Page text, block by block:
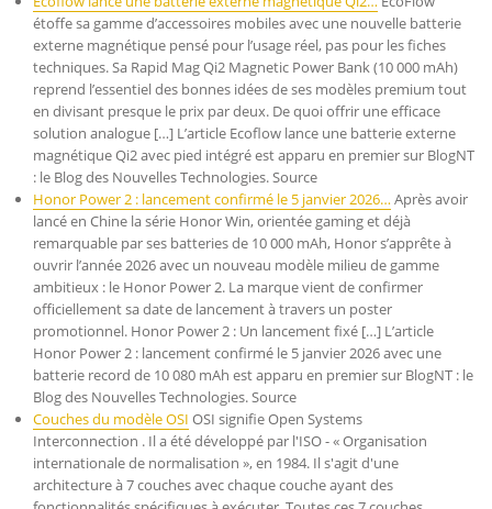
étoffe sa gamme d’accessoires mobiles avec une nouvelle batterie
externe magnétique pensé pour l’usage réel, pas pour les fiches
techniques. Sa Rapid Mag Qi2 Magnetic Power Bank (10 000 mAh)
reprend l’essentiel des bonnes idées de ses modèles premium tout
en divisant presque le prix par deux. De quoi offrir une efficace
solution analogue […] L’article Ecoflow lance une batterie externe
magnétique Qi2 avec pied intégré est apparu en premier sur BlogNT
: le Blog des Nouvelles Technologies. Source
Honor Power 2 : lancement confirmé le 5 janvier 2026…Après avoir
lancé en Chine la série Honor Win, orientée gaming et déjà
remarquable par ses batteries de 10 000 mAh, Honor s’apprête à
ouvrir l’année 2026 avec un nouveau modèle milieu de gamme
ambitieux : le Honor Power 2. La marque vient de confirmer
officiellement sa date de lancement à travers un poster
promotionnel. Honor Power 2 : Un lancement fixé […] L’article
Honor Power 2 : lancement confirmé le 5 janvier 2026 avec une
batterie record de 10 080 mAh est apparu en premier sur BlogNT : le
Blog des Nouvelles Technologies. Source
Couches du modèle OSI OSI signifie Open Systems
Interconnection . Il a été développé par l'ISO - « Organisation
internationale de normalisation », en 1984. Il s'agit d'une
architecture à 7 couches avec chaque couche ayant des